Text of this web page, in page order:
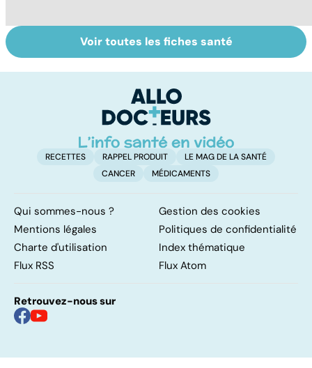
Tout savoir sur le
vitiligo
Prurit,
démangeaisons :
peau qui gratte !
Voir toutes les fiches santé
RECETTES RAPPEL PRODUIT
LE MAG DE LA SANTÉ
CANCER
MÉDICAMENTS
Qui sommes-nous ?
Gestion des cookies
Mentions légales
Politiques de confidentialité
Charte d'utilisation
Index thématique
Flux RSS
Flux Atom
Retrouvez-nous sur